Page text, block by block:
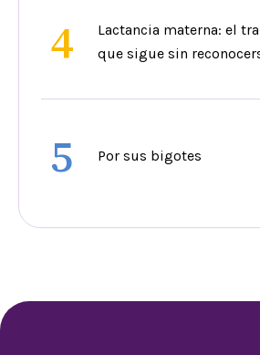
4
Lactancia materna: el
que sigue sin
5 Por sus bigotes